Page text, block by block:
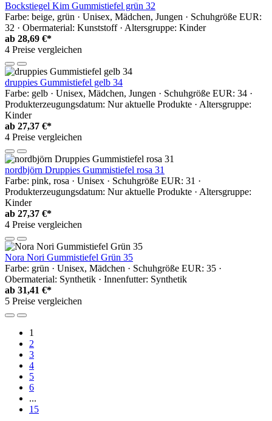
Bockstiegel Kim Gummistiefel grün 32
Farbe: beige, grün · Unisex, Mädchen, Jungen · Schuhgröße EUR:
32 · Obermaterial: Kunststoff · Altersgruppe: Kinder
ab 28,69 €*
4 Preise vergleichen
druppies Gummistiefel gelb 34
Farbe: gelb · Unisex, Mädchen, Jungen · Schuhgröße EUR: 34 ·
Produkterzeugungsdatum: Nur aktuelle Produkte · Altersgruppe:
Kinder
ab 27,37 €*
4 Preise vergleichen
nordbjörn Druppies Gummistiefel rosa 31
Farbe: pink, rosa · Unisex · Schuhgröße EUR: 31 ·
Produkterzeugungsdatum: Nur aktuelle Produkte · Altersgruppe:
Kinder
ab 27,37 €*
4 Preise vergleichen
Nora Nori Gummistiefel Grün 35
Farbe: grün · Unisex, Mädchen · Schuhgröße EUR: 35 ·
Obermaterial: Synthetik · Innenfutter: Synthetik
ab 31,41 €*
5 Preise vergleichen
1
2
3
4
5
6
...
15